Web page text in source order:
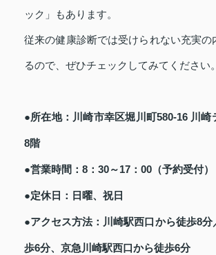
ック」もあります。
従来の健康診断では受けられない充実の
るので、ぜひチェックしてみてください。
●所在地：川崎市幸区堀川町580-16 川崎
8階
●営業時間：8：30～17：00（予約受付）
●定休日：日曜、祝日
●アクセス方法：川崎駅西口から徒歩8分
歩6分、京急川崎駅西口から徒歩6分